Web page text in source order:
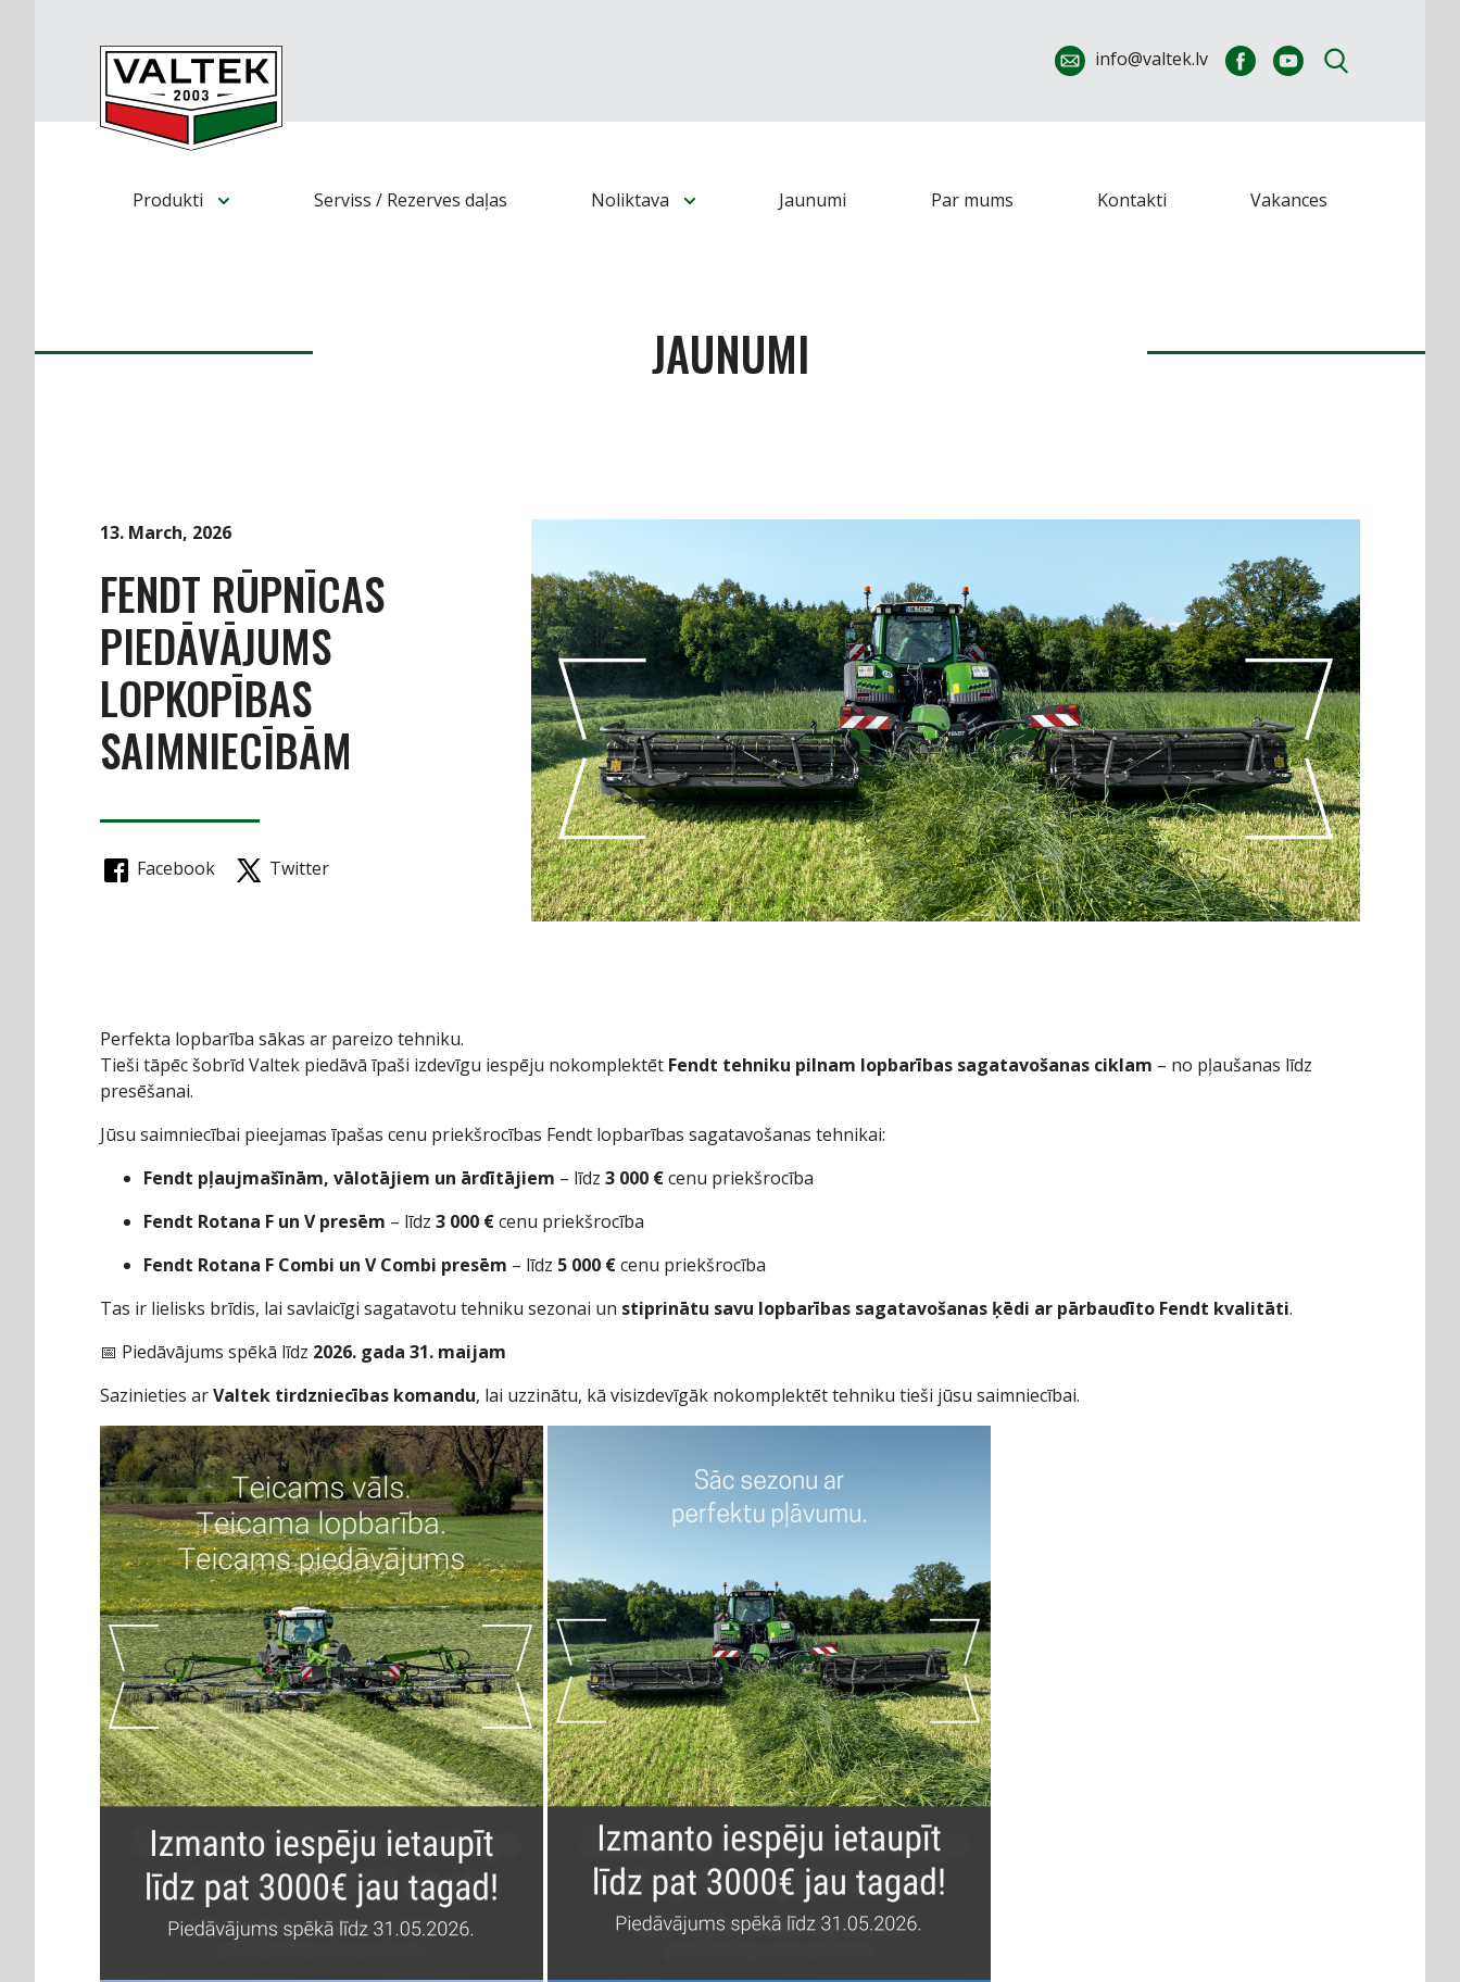
info@valtek.lv
Produkti Serviss / Rezerves daļas Noliktava Jaunumi Par mums Kontakti Vakances
JAUNUMI
13. March, 2026
FENDT RŪPNĪCAS
PIEDĀVĀJUMS
LOPKOPĪBAS
SAIMNIECĪBĀM
Facebook Twitter
Perfekta lopbarība sākas ar pareizo tehniku.
Tieši tāpēc šobrīd Valtek piedāvā īpaši izdevīgu iespēju nokomplektēt Fendt tehniku pilnam lopbarības sagatavošanas ciklam – no pļaušanas līdz
presēšanai.
Jūsu saimniecībai pieejamas īpašas cenu priekšrocības Fendt lopbarības sagatavošanas tehnikai:
Fendt pļaujmašīnām, vālotājiem un ārdītājiem – līdz 3 000 €cenu priekšrocība
Fendt Rotana F un V presēm – līdz 3 000 €cenu priekšrocība
Fendt Rotana F Combi un V Combi presēm – līdz 5 000 €cenu priekšrocība
Tas ir lielisks brīdis, lai savlaicīgi sagatavotu tehniku sezonai un stiprinātu savu lopbarības sagatavošanas ķēdi ar pārbaudīto Fendt kvalitāti.
📅 Piedāvājums spēkā līdz 2026. gada 31. maijam
Sazinieties arValtek tirdzniecības komandu, lai uzzinātu, kā visizdevīgāk nokomplektēt tehniku tieši jūsu saimniecībai.